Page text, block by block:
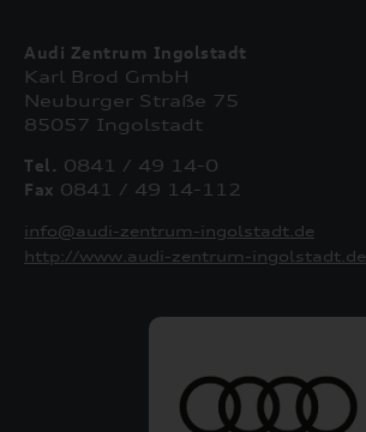
Audi Zentrum Ingolstadt
Karl Brod GmbH
Neuburger Straße 75
85057 Ingolstadt
Tel. 0841 / 49 14-0
Fax 0841 / 49 14-112
info@audi-zentrum-ingolstadt.de
http://www.audi-zentrum-ingolstadt.de